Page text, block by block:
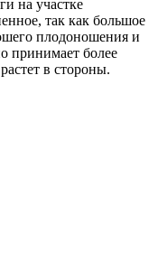
на участке
так как большое
плодоношения и
принимает более
в стороны.